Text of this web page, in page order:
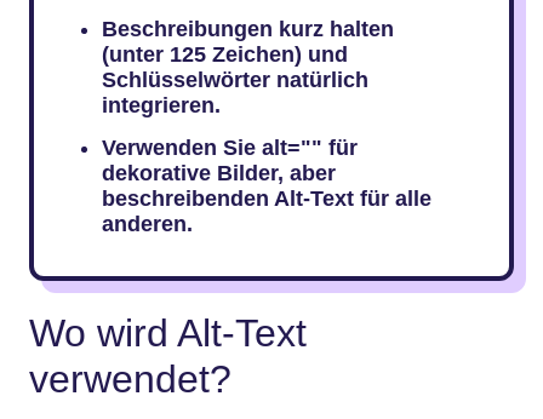
Beschreibungen kurz halten
(unter 125 Zeichen) und
Schlüsselwörter natürlich
integrieren.
Verwenden Sie alt="" für
dekorative Bilder, aber
beschreibenden Alt-Text für alle
anderen.
Wo wird Alt-Text
verwendet?